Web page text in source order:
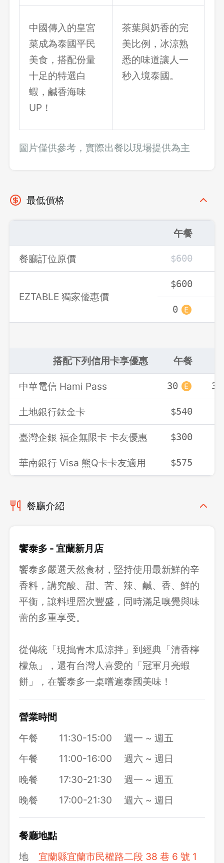
中國傳入的皇宮
菜成為泰國平民
美食，搭配份量
十足的特選白
蝦，鹹香海味
UP！
茶葉與奶香的完
美比例，冰涼熟
悉的味道讓人一
秒入境泰國。
圖片僅供參考，實際出餐以現場提供為主
最低價格
午餐
餐廳訂位原價 $600
EZTABLE 獨家優惠價
$600
0
搭配下列信用卡享優惠 午餐
中華電信 Hami Pass 30 30
土地銀行鈦金卡 $540
臺灣企銀 福企無限卡 卡友優惠 $300
華南銀行 Visa 熊Q卡卡友適用 $575
餐廳介紹
饗泰多 - 宜蘭新月店
饗泰多嚴選天然食材，堅持使用最新鮮的辛
香料，講究酸、甜、苦、辣、鹹、香、鮮的
平衡，讓料理層次豐盛，同時滿足嗅覺與味
蕾的多重享受。
從傳統「現搗青木瓜涼拌」到經典「清香檸
檬魚」，還有台灣人喜愛的「冠軍月亮蝦
餅」，在饗泰多一桌嚐遍泰國美味！
營業時間
午餐
11:30-15:00
週一 ~ 週五
午餐
11:00-16:00
週六 ~ 週日
晚餐
17:30-21:30
週一 ~ 週五
晚餐
17:00-21:30 週六 ~ 週日
餐廳地點
地
宜蘭縣宜蘭市民權路二段 38 巷 6 號 1